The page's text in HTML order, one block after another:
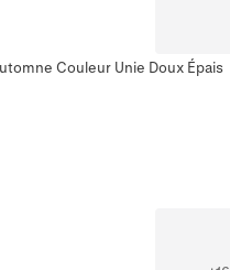
Couleur Unie Doux Épais